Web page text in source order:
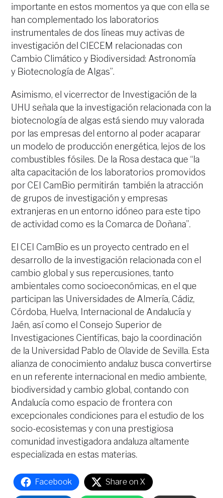
importante en estos momentos ya que con ella se
han complementado los laboratorios
instrumentales de dos líneas muy activas de
investigación del CIECEM relacionadas con
Cambio Climático y Biodiversidad: Astronomía
y Biotecnología de Algas”.
Asimismo, el vicerrector de Investigación de la
UHU señala que la investigación relacionada con la
biotecnología de algas está siendo muy valorada
por las empresas del entorno al poder acaparar
un modelo de producción energética, lejos de los
combustibles fósiles. De la Rosa destaca que “la
alta capacitación de los laboratorios promovidos
por CEI CamBio permitirán también la atracción
de grupos de investigación y empresas
extranjeras en un entorno idóneo para este tipo
de actividad como es la Comarca de Doñana”.
El CEI CamBio es un proyecto centrado en el
desarrollo de la investigación relacionada con el
cambio global y sus repercusiones, tanto
ambientales como socioeconómicas, en el que
participan las Universidades de Almería, Cádiz,
Córdoba, Huelva, Internacional de Andalucía y
Jaén, así como el Consejo Superior de
Investigaciones Científicas, bajo la coordinación
de la Universidad Pablo de Olavide de Sevilla. Esta
alianza de conocimiento andaluz busca convertirse
en un referente internacional en medio ambiente,
biodiversidad y cambio global, contando con
Andalucía como espacio de frontera con
excepcionales condiciones para el estudio de los
socio-ecosistemas y con una prestigiosa
comunidad investigadora andaluza altamente
especializada en estas materias.
Facebook Share on X